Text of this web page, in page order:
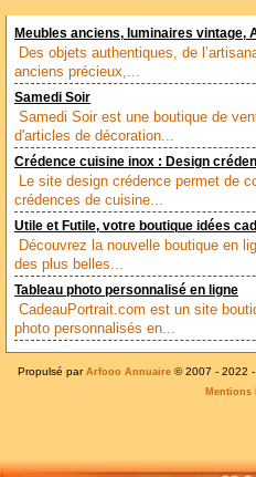
Meubles anciens, luminaires vintage,
Des objets authentiques, de
anciens précieux,...
Samedi Soir
Samedi Soir est une boutique de
d'articles de décoration...
Crédence cuisine inox : Design
Le site design crédence permet de
crédences de cuisine...
Utile et Futile, votre boutique idées
Découvrez la nouvelle boutique en
des plus belles...
Tableau photo personnalisé en ligne
CadeauPortrait.com est un site
photo personnalisés en...
Propulsé par Arfooo Annuaire © 2007 - 2022 -
Mentions